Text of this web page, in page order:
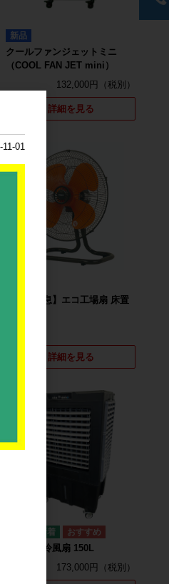
新品
クールファンジェットミニ
（COOL FAN JET mini）
132,000円
詳細を見る
【販売終息】エコ工場扇 床置
詳細を見る
パワフル冷風扇 150L
173,000円
01